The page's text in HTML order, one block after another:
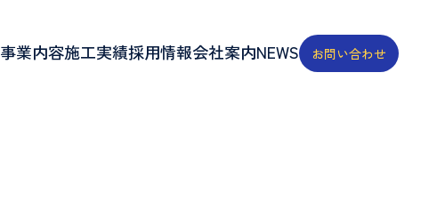
事業内容施工実績採用情報会社案内NEWS お問い合わせ